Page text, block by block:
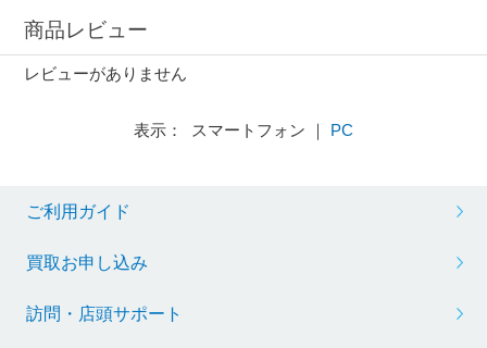
商品レビュー
レビューがありません
表示： スマートフォン ｜ PC
ご利用ガイド
買取お申し込み
訪問・店頭サポート